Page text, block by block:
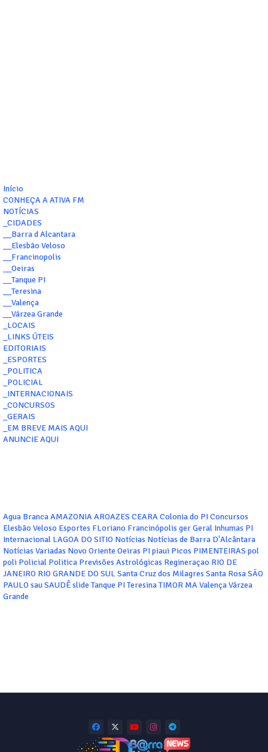
Início
CONHEÇA A ATIVA FM
NOTÍCIAS
_CIDADES
__Barra d Alcantara
__Elesbão Veloso
__Francinopolis
__Oeiras
__Tanque PI
__Teresina
__Valença
__Várzea Grande
_LOCAIS
_LINKS ÚTEIS
EDITORIAIS
_ESPORTES
_POLITICA
_POLICIAL
_INTERNACIONAIS
_CONCURSOS
_GERAIS
_EM BREVE MAIS AQUI
ANUNCIE AQUI
Agua BrancaAMAZONIAAROAZES CEARAColonia do PIConcursos
Elesbão Veloso Esportes FLoriano Francinópolis gerGeral Inhumas PI
Internacional LAGOA DO SITIO Notícias Notícias de Barra D'Alcântara
Notícias Variadas Novo Oriente Oeiras PIpiaui Picos PIMENTEIRAS pol
poli Policial Politica Previsões Astrológicas Regineraçao RIO DE
JANEIRO RIO GRANDE DO SUL Santa Cruz dos Milagres Santa RosaSÃO
PAULOsauSAUDÊslide Tanque PITeresinaTIMOR MAValençaVárzea
Grande